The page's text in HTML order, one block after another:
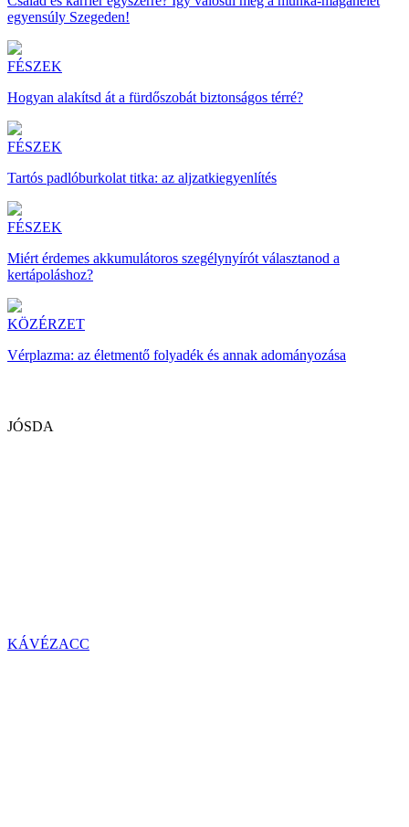
egyensúly Szegeden!
FÉSZEK
Hogyan alakítsd át a fürdőszobát biztonságos térré?
FÉSZEK
Tartós padlóburkolat titka: az aljzatkiegyenlítés
FÉSZEK
Miért érdemes akkumulátoros szegélynyírót választanod a
kertápoláshoz?
KÖZÉRZET
Vérplazma: az életmentő folyadék és annak adományozása
JÓSDA
KÁVÉZACC